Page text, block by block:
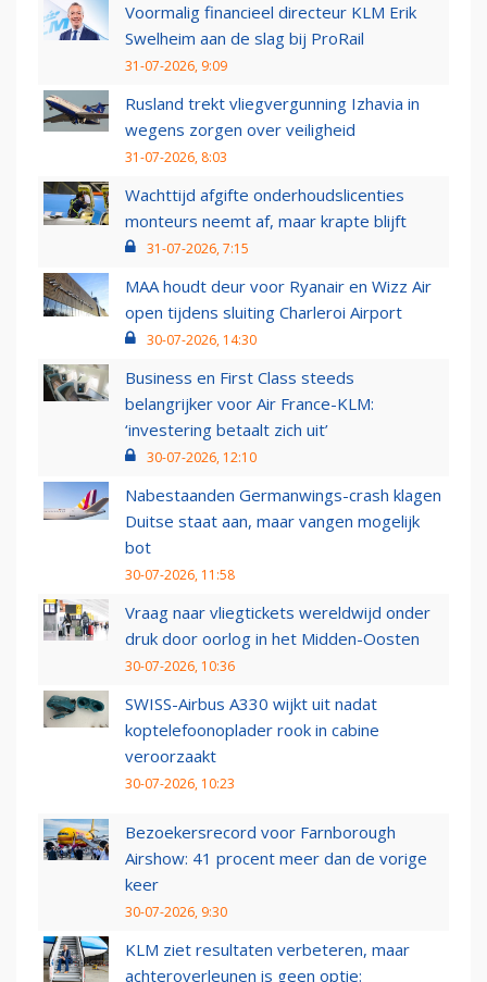
Voormalig financieel directeur KLM Erik
Swelheim aan de slag bij ProRail
31-07-2026, 9:09
Rusland trekt vliegvergunning Izhavia in
wegens zorgen over veiligheid
31-07-2026, 8:03
Wachttijd afgifte onderhoudslicenties
monteurs neemt af, maar krapte blijft
31-07-2026, 7:15
MAA houdt deur voor Ryanair en Wizz Air
open tijdens sluiting Charleroi Airport
30-07-2026, 14:30
Business en First Class steeds
belangrijker voor Air France-KLM:
‘investering betaalt zich uit’
30-07-2026, 12:10
Nabestaanden Germanwings-crash klagen
Duitse staat aan, maar vangen mogelijk
bot
30-07-2026, 11:58
Vraag naar vliegtickets wereldwijd onder
druk door oorlog in het Midden-Oosten
30-07-2026, 10:36
SWISS-Airbus A330 wijkt uit nadat
koptelefoonoplader rook in cabine
veroorzaakt
30-07-2026, 10:23
Bezoekersrecord voor Farnborough
Airshow: 41 procent meer dan de vorige
keer
30-07-2026, 9:30
KLM ziet resultaten verbeteren, maar
achteroverleunen is geen optie: